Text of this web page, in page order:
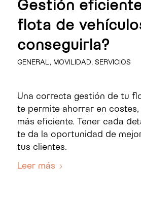
Gestión
flota de
conseguirla?
GENERAL , MOVILIDAD, SERVICIOS
Una correcta gestión de tu
te permite ahorrar en
más eficiente. Tener cada
te da la oportunidad de
tus clientes.
Leer más